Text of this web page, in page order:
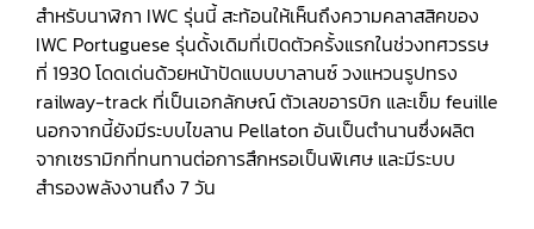
สำหรับนาฬิกา IWC รุ่นนี้ สะท้อนให้เห็นถึงความคลาสสิคของ
IWC Portuguese รุ่นดั้งเดิมที่เปิดตัวครั้งแรกในช่วงทศวรรษ
ที่ 1930 โดดเด่นด้วยหน้าปัดแบบบาลานซ์ วงแหวนรูปทรง
railway-track ที่เป็นเอกลักษณ์ ตัวเลขอารบิก และเข็ม feuille
นอกจากนี้ยังมีระบบไขลาน Pellaton อันเป็นตำนานซึ่งผลิต
จากเซรามิกที่ทนทานต่อการสึกหรอเป็นพิเศษ และมีระบบ
สำรองพลังงานถึง 7 วัน